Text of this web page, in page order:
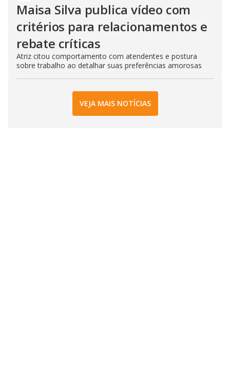
Maisa Silva publica vídeo com
critérios para relacionamentos e
rebate críticas
Atriz citou comportamento com atendentes e postura
sobre trabalho ao detalhar suas preferências amorosas
VEJA MAIS NOTÍCIAS